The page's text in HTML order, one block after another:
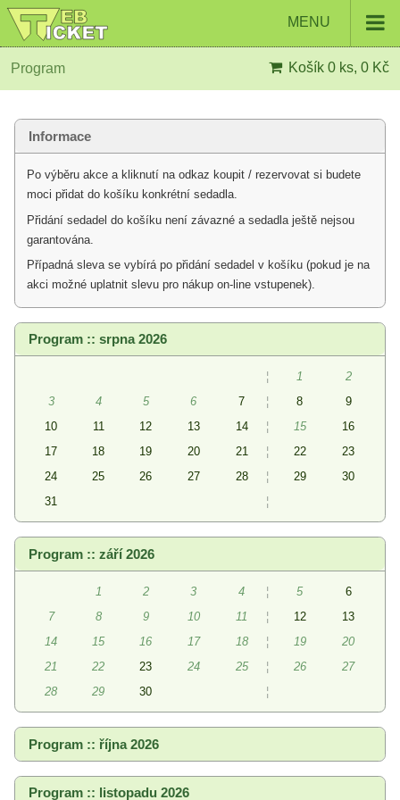
MENU
Program Košík 0 ks, 0 Kč
Informace
Po výběru akce a kliknutí na odkaz koupit / rezervovat si budete
moci přidat do košíku konkrétní sedadla.
Přidání sedadel do košíku není závazné a sedadla ještě nejsou
garantována.
Případná sleva se vybírá po přidání sedadel v košíku (pokud je na
akci možné uplatnit slevu pro nákup on-line vstupenek).
Program :: srpna 2026
¦ 1
2
3
4 5 6 7 ¦ 8
9
10
11 12 13 14 ¦ 15
16
17
18 19 20 21 ¦ 22
23
24
25 26 27 28 ¦ 29
30
31
¦
Program :: září 2026
1 2 3 4 ¦ 5
6
7
8 9 10 11 ¦ 12
13
14
15 16 17 18 ¦ 19
20
21
22 23 24 25 ¦ 26
27
28
29 30 ¦
Program :: října 2026
Program :: listopadu 2026